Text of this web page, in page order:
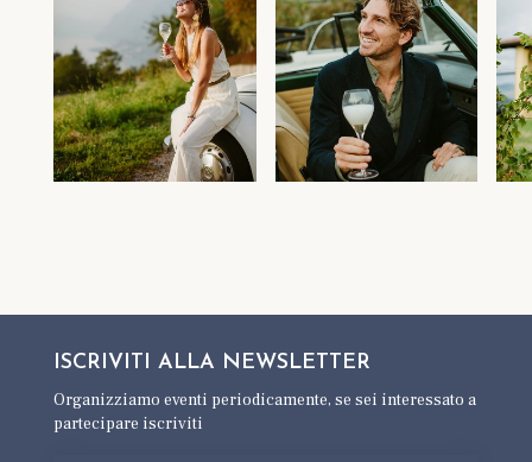
ISCRIVITI ALLA NEWSLETTER
Organizziamo eventi periodicamente,se sei interessato a
partecipare iscriviti